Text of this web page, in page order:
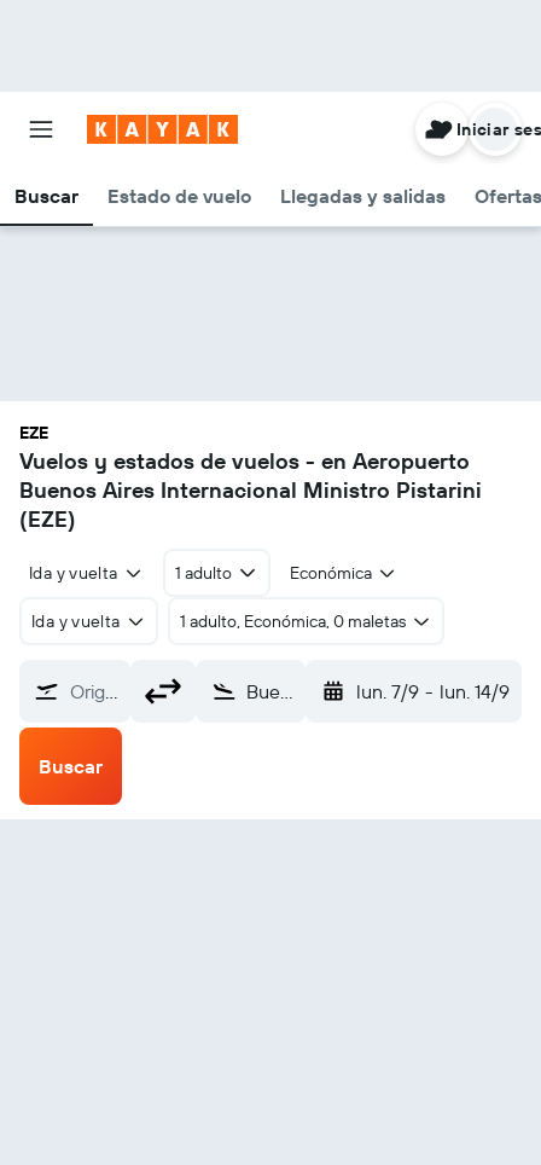
Buscar Estado de vuelo Llegadas y salidas Ofertas
Iniciar
EZE
Vuelos y estados de vuelos - en Aeropuerto
Buenos Aires Internacional Ministro Pistarini
(EZE)
Ida y vuelta 1 adulto Económica
Ida y vuelta 1 adulto, Económica, 0 maletas
Origen Buenos Aires Internacional Ministro Pistarini (EZE) lun. 7/9 - lun. 14/9
Buscar